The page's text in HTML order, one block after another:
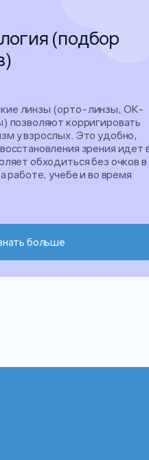
(подбор
линзы (орто-линзы, ОК-
позволяют корригировать
у взрослых. Это удобно,
зрения идет
обходиться без очков в
работе, учебе и во время
больше